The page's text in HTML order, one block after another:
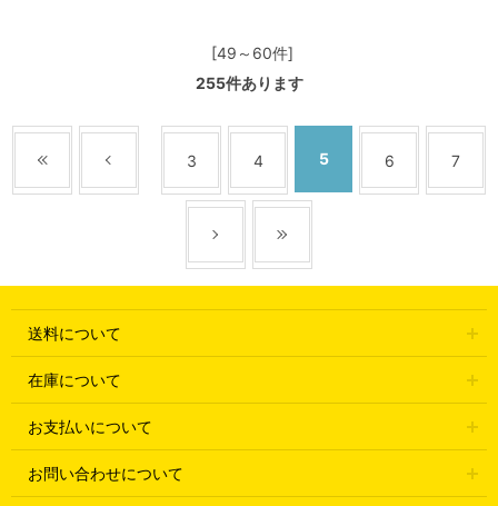
[49～60件]
255件あります
3 4 5 6 7
送料について
在庫について
お支払いについて
お問い合わせについて